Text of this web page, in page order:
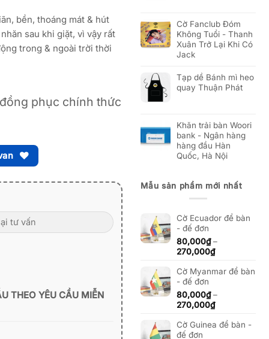
bền, thoáng mát & hút
sau khi giặt, vì vậy rất
trong & ngoài trời thời
phục chính thức
THEO YÊU CẦU MIỄN
Cờ Fanclub Đóm
Không Tuổi - Thanh
Xuân Trở Lại Khi Có
Jack
Tạp dề Bánh mì heo
quay Thuận Phát
Khăn trải bàn Woori
bank - Ngân hàng
hàng đầu Hàn
Quốc, Hà Nội
Mẫu sản phẩm mới nhất
Cờ Ecuador để bàn
- đế đơn
80,000₫ –
270,000₫Khoảng
từ
270,000₫
Cờ Myanmar để bàn
- đế đơn
80,000₫ –
270,000₫Khoảng
từ
Cờ Guinea để bàn -
đế đơn